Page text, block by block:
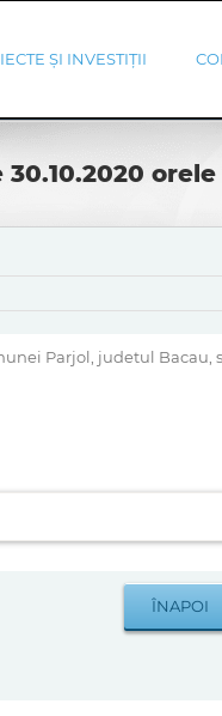
ȘI INVESTIȚII
orele
Parjol, judetul